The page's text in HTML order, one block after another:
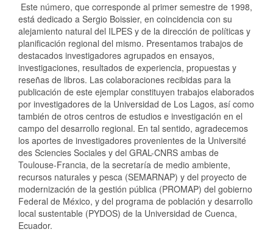
Este número, que corresponde al primer semestre de 1998,
está dedicado a Sergio Boissier, en coincidencia con su
alejamiento natural del ILPES y de la dirección de políticas y
planificación regional del mismo. Presentamos trabajos de
destacados investigadores agrupados en ensayos,
investigaciones, resultados de experiencia, propuestas y
reseñas de libros. Las colaboraciones recibidas para la
publicación de este ejemplar constituyen trabajos elaborados
por investigadores de la Universidad de Los Lagos, así como
también de otros centros de estudios e investigación en el
campo del desarrollo regional. En tal sentido, agradecemos
los aportes de investigadores provenientes de la Université
des Sciencies Sociales y del GRAL-CNRS ambas de
Toulouse-Francia, de la secretaría de medio ambiente,
recursos naturales y pesca (SEMARNAP) y del proyecto de
modernización de la gestión pública (PROMAP) del gobierno
Federal de México, y del programa de población y desarrollo
local sustentable (PYDOS) de la Universidad de Cuenca,
Ecuador.